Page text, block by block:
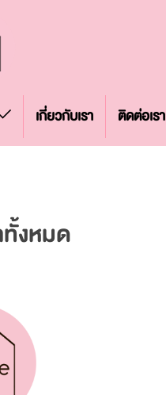
เกี่ยวกับเรา ติดต่อเรา
งหมด